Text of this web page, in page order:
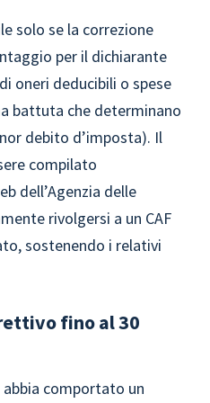
solo se la correzione
per il dichiarante
oneri deducibili o spese
battuta che determinano
debito d’imposta). Il
compilato
dell’Agenzia delle
rivolgersi a un CAF
sostenendo i relativi
fino al 30
abbia comportato un